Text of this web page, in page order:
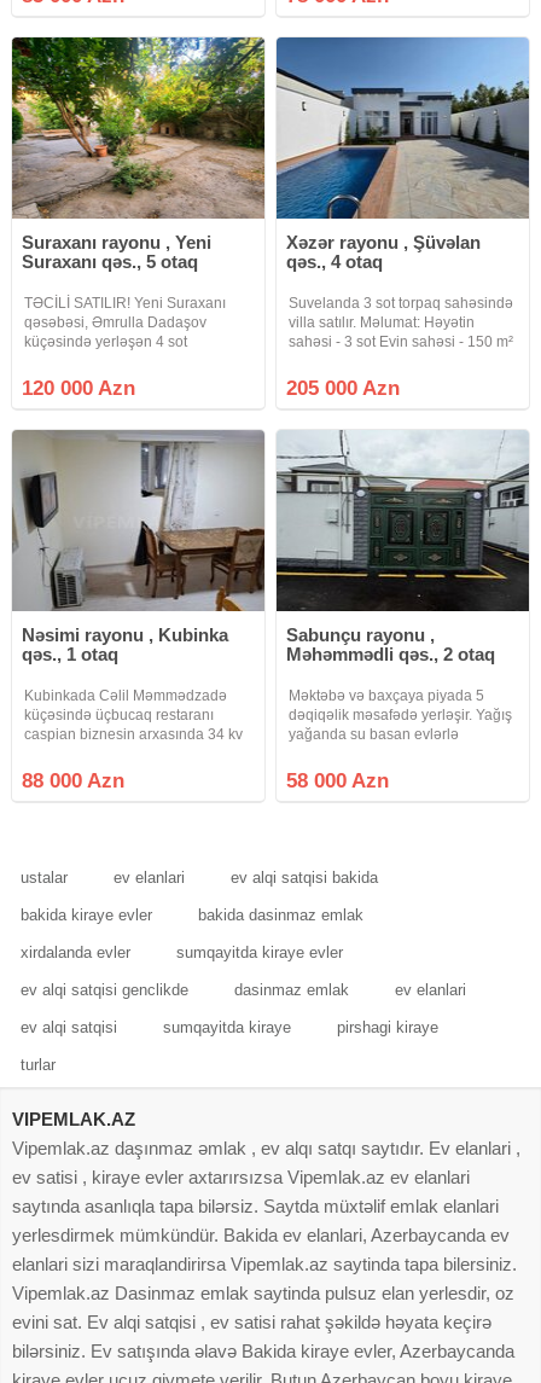
sahəsi 60.9 kv evin sahəsi və 60.6
evi satılır. Paket kupçadır. Həm
Suraxanı rayonu , Yeni
Suraxanı qəs., 5 otaq
TƏCİLİ SATILIR! Yeni Suraxanı
qəsəbəsi, Əmrulla Dadaşov
küçəsində yerləşən 4 sot
satılır. Həyətdə 2 ayrı ev
mövcuddur. Bütün kommunal
120 000 Azn
Xəzər rayonu , Şüvəlan
qəs., 4 otaq
Suvelanda 3 sot torpaq sahəsində
villa satılır. Məlumat: Həyətin
sahəsi - 3 sot Evin sahəsi - 150 m²
Sanitar qovşaq -2+1 Həyətində
Hovuz, Sanuzeli, Manqalni,
205 000 Azn
Nəsimi rayonu , Kubinka
qəs., 1 otaq
Kubinkada Cəlil Məmmədzadə
küçəsində üçbucaq restaranı
caspian biznesin arxasında 34 kv
var real alıclar narahat etsin
88000 azn
88 000 Azn
Sabunçu rayonu ,
Məhəmmədli qəs., 2 otaq
Məktəbə və baxçaya piyada 5
dəqiqəlik məsafədə yerləşir. Yağış
yağanda su basan evlərlə
qəsəbənin ən hündür yerində
tikilib və aprel və may ayında
58 000 Azn
ustalar ev elanlari ev alqi satqisi bakida
bakida kiraye evler bakida dasinmaz emlak
xirdalanda evler sumqayitda kiraye evler
ev alqi satqisi genclikde dasinmaz emlak ev elanlari
ev alqi satqisi sumqayitda kiraye pirshagi kiraye
turlar
VIPEMLAK.AZ
Vipemlak.az daşınmaz əmlak , ev alqı satqı saytıdır. Ev elanlari ,
ev satisi , kiraye evler axtarırsızsa Vipemlak.az ev elanlari
saytında asanlıqla tapa bilərsiz. Saytda müxtəlif emlak elanlari
yerlesdirmek mümkündür. Bakida ev elanlari, Azerbaycanda ev
elanlari sizi maraqlandirirsa Vipemlak.az saytinda tapa bilersiniz.
Vipemlak.az Dasinmaz emlak saytinda pulsuz elan yerlesdir, oz
evini sat. Ev alqi satqisi , ev satisi rahat şəkildə həyata keçirə
bilərsiniz. Ev satışında əlavə Bakida kiraye evler, Azerbaycanda